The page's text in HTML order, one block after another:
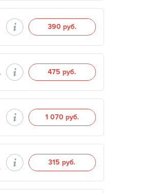
390 руб.
475 руб.
1 070 руб.
день, после 13:00
315 руб.